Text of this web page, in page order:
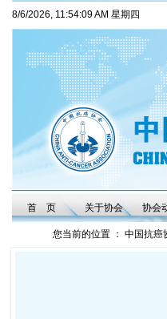
8/6/2026, 11:54:09 AM 星期四
首 页 关于协会 协会
您当前的位置 ： 中国抗癌